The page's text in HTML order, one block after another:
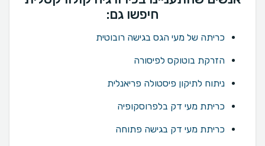
חיפשו גם:
כריתה של מעי הגס בגישה רובוטית
הזרקת בוטוקס לפיסורה
ניתוח לתיקון פיסטולה פריאנלית
כריתת מעי דק בלפרוסקופיה
כריתת מעי דק בגישה פתוחה